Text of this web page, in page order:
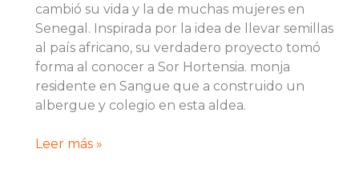
cambió su vida y la de muchas mujeres en
Senegal. Inspirada por la idea de llevar semillas
al país africano, su verdadero proyecto tomó
forma al conocer a Sor Hortensia. monja
residente en Sangue que a construido un
albergue y colegio en esta aldea.
El
Leer más »